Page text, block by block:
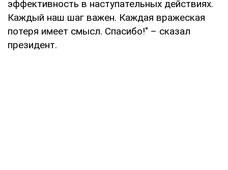
эффективность в наступательных действиях.
Каждый наш шаг важен. Каждая вражеская
потеря имеет смысл. Спасибо!" – сказал
президент.